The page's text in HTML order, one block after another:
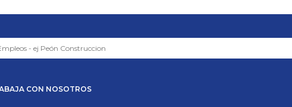
CON NOSOTROS